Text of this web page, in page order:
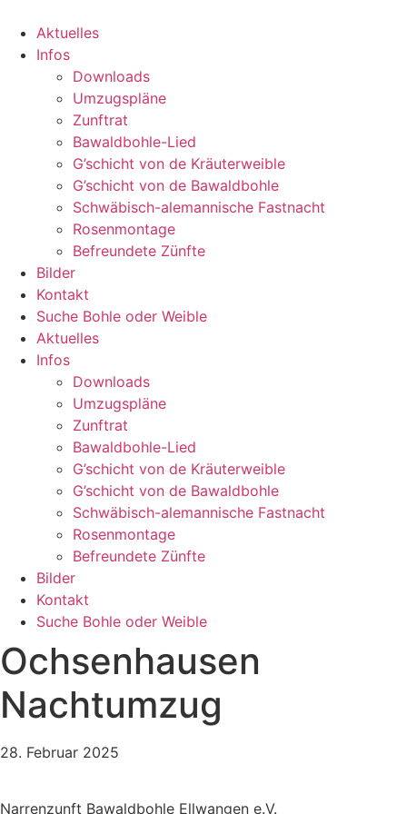
Inhalt
wechseln
Aktuelles
Infos
Downloads
Umzugspläne
Zunftrat
Bawaldbohle-Lied
G’schicht von de Kräuterweible
G’schicht von de Bawaldbohle
Schwäbisch-alemannische Fastnacht
Rosenmontage
Befreundete Zünfte
Bilder
Kontakt
Suche Bohle oder Weible
Aktuelles
Infos
Downloads
Umzugspläne
Zunftrat
Bawaldbohle-Lied
G’schicht von de Kräuterweible
G’schicht von de Bawaldbohle
Schwäbisch-alemannische Fastnacht
Rosenmontage
Befreundete Zünfte
Bilder
Kontakt
Suche Bohle oder Weible
Ochsenhausen
Nachtumzug
28. Februar 2025
Narrenzunft Bawaldbohle Ellwangen e.V.